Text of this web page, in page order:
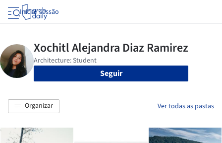
Iniciar sessão
Seguir
Organizar Ver todas as pastas